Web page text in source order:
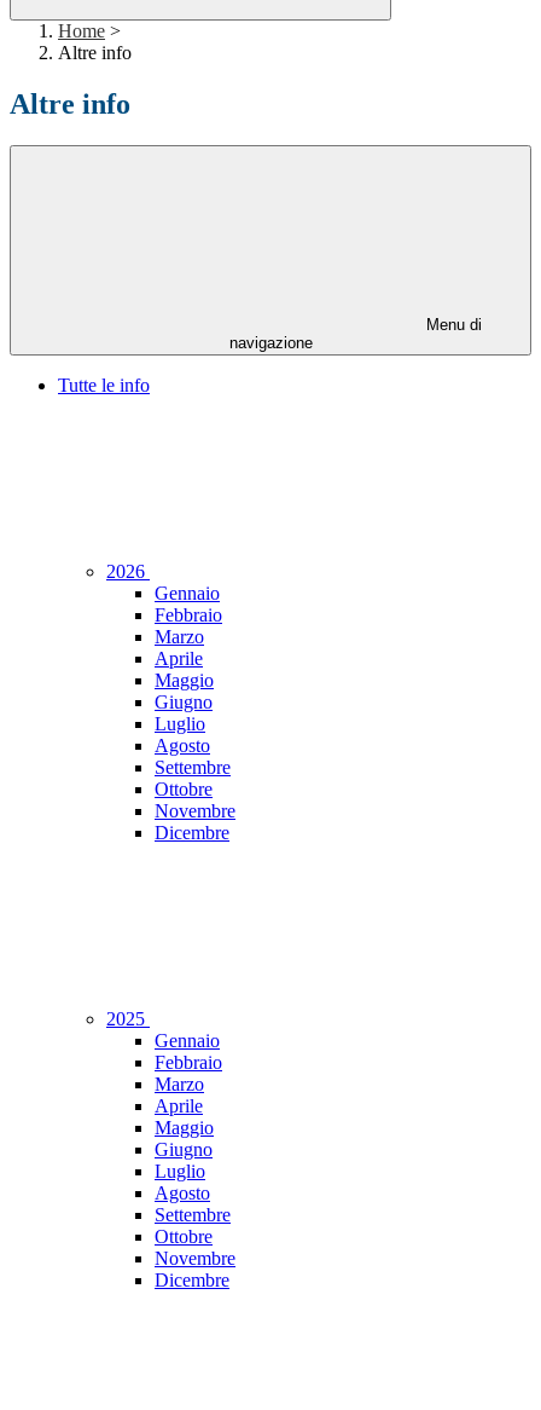
Home >
Altre info
Altre info
Menu di
navigazione
Tutte le info
2026
Gennaio
Febbraio
Marzo
Aprile
Maggio
Giugno
Luglio
Agosto
Settembre
Ottobre
Novembre
Dicembre
2025
Gennaio
Febbraio
Marzo
Aprile
Maggio
Giugno
Luglio
Agosto
Settembre
Ottobre
Novembre
Dicembre